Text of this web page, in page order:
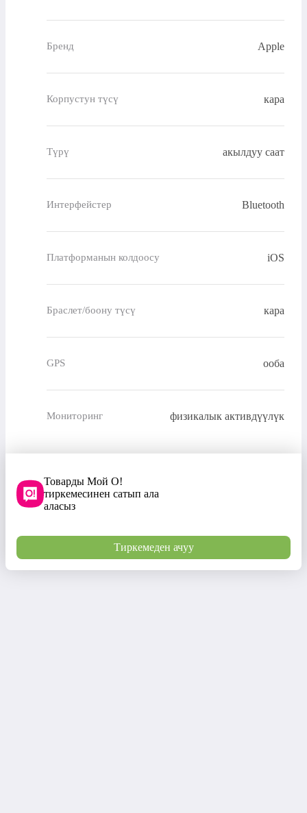
Бренд Apple
Корпустун түсү кара
Түрү акылдуу саат
Интерфейстер Bluetooth
Платформанын колдоосу iOS
Браслет/боону түсү кара
GPS ооба
Мониторинг физикалык активдүүлүк
Товарды Мой О!
тиркемесинен сатып ала
аласыз
Тиркемеден ачуу